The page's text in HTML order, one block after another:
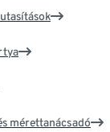
mérettanácsadó